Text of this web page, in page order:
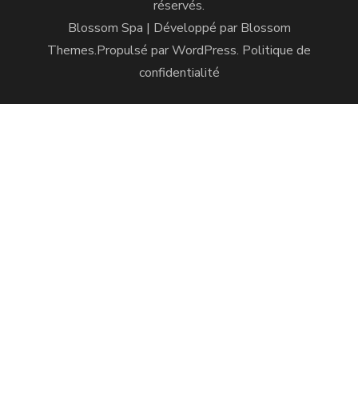
réservés.
Blossom Spa | Développé par Blossom
Themes.Propulsé parWordPress. Politique de
confidentialité